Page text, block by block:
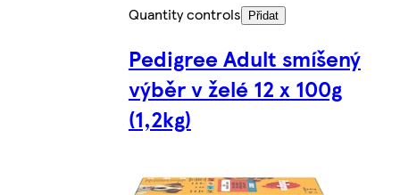
Quantity controls
Přidat
Pedigree Adult smíšený
výběr v želé 12 x 100g
(1,2kg)